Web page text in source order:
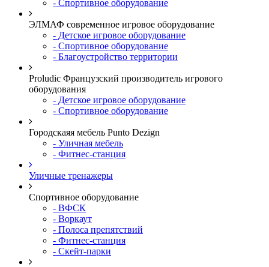
- Спортивное оборудование
ЭЛМАФ современное игровое оборудование
- Детское игровое оборудование
- Спортивное оборудование
- Благоустройство территории
Proludic Французский производитель игрового
оборудования
- Детское игровое оборудование
- Спортивное оборудование
Городскаяя мебель Punto Dezign
- Уличная мебель
- Фитнес-станция
Уличные тренажеры
Спортивное оборудование
- ВФСК
- Воркаут
- Полоса препятствий
- Фитнес-станция
- Скейт-парки